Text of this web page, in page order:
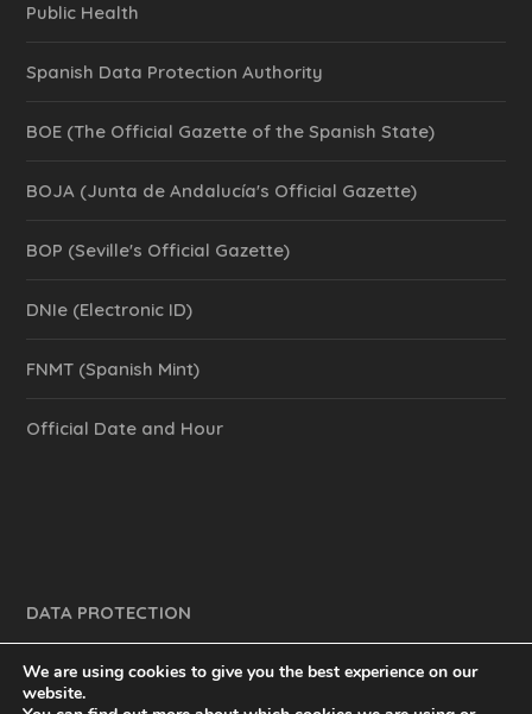
Public Health
Spanish Data Protection Authority
BOE (The Official Gazette of the Spanish State)
BOJA (Junta de Andalucía's Official Gazette)
BOP (Seville's Official Gazette)
DNIe (Electronic ID)
FNMT (Spanish Mint)
Official Date and Hour
DATA PROTECTION
We are using cookies to give you the best experience on our
website.